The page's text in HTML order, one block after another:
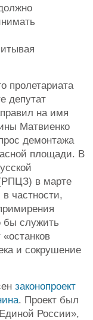
пролетариата
депутат
на имя
Матвиенко
демонтажа
площади. В
в марте
частности,
бы служить
и сокрушение
законопроект
. Проект был
России»,